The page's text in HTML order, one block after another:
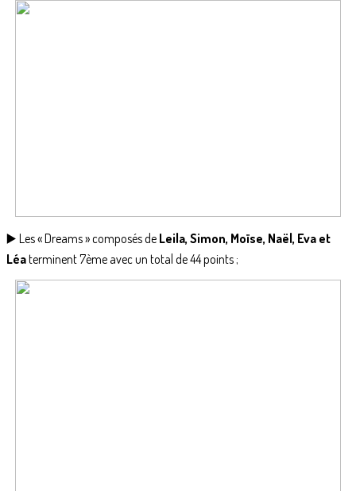
▶️ Les « Dreams » composés de Leila, Simon, Moïse, Naël, Eva et
Léaterminent 7ème avec un total de 44 points ;